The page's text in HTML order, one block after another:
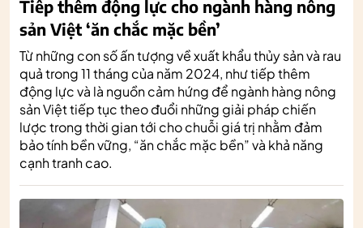
Tiếp thêm động lực cho ngành hàng nông
sản Việt ‘ăn chắc mặc bền’
Từ những con số ấn tượng về xuất khẩu thủy sản và rau
quả trong 11 tháng của năm 2024, như tiếp thêm
động lực và là nguồn cảm hứng để ngành hàng nông
sản Việt tiếp tục theo đuổi những giải pháp chiến
lược trong thời gian tới cho chuỗi giá trị nhằm đảm
bảo tính bền vững, “ăn chắc mặc bền” và khả năng
cạnh tranh cao.